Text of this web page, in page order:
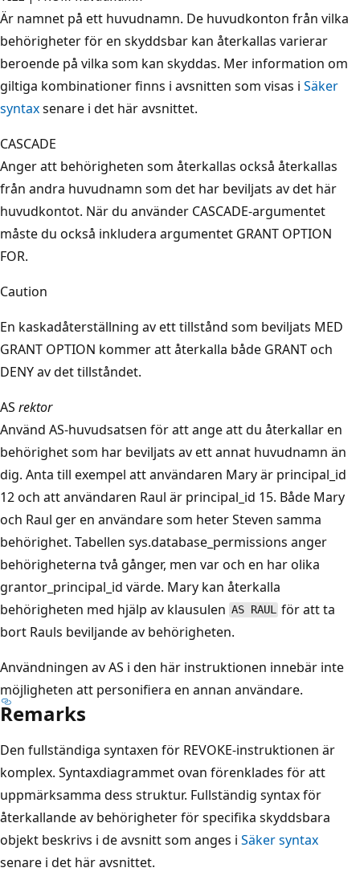
Är namnet på ett huvudnamn. De huvudkonton från vilka
behörigheter för en skyddsbar kan återkallas varierar
beroende på vilka som kan skyddas. Mer information om
giltiga kombinationer finns i avsnitten som visas i Säker
syntaxsenare i det här avsnittet.
CASCADE
Anger att behörigheten som återkallas också återkallas
från andra huvudnamn som det har beviljats av det här
huvudkontot. När du använder CASCADE-argumentet
måste du också inkludera argumentet GRANT OPTION
FOR.
Caution
En kaskadåterställning av ett tillstånd som beviljats MED
GRANT OPTION kommer att återkalla både GRANT och
DENY av det tillståndet.
AS rektor
Använd AS-huvudsatsen för att ange att du återkallar en
behörighet som har beviljats av ett annat huvudnamn än
dig. Anta till exempel att användaren Mary är principal_id
12 och att användaren Raul är principal_id 15. Både Mary
och Raul ger en användare som heter Steven samma
behörighet. Tabellen sys.database_permissions anger
behörigheterna två gånger, men var och en har olika
grantor_principal_id värde. Mary kan återkalla
behörigheten med hjälp av klausulen AS RAUL för att ta
bort Rauls beviljande av behörigheten.
Användningen av AS i den här instruktionen innebär inte
möjligheten att personifiera en annan användare.
Remarks
Den fullständiga syntaxen för REVOKE-instruktionen är
komplex. Syntaxdiagrammet ovan förenklades för att
uppmärksamma dess struktur. Fullständig syntax för
återkallande av behörigheter för specifika skyddsbara
objekt beskrivs i de avsnitt som anges i Säker syntax
senare i det här avsnittet.